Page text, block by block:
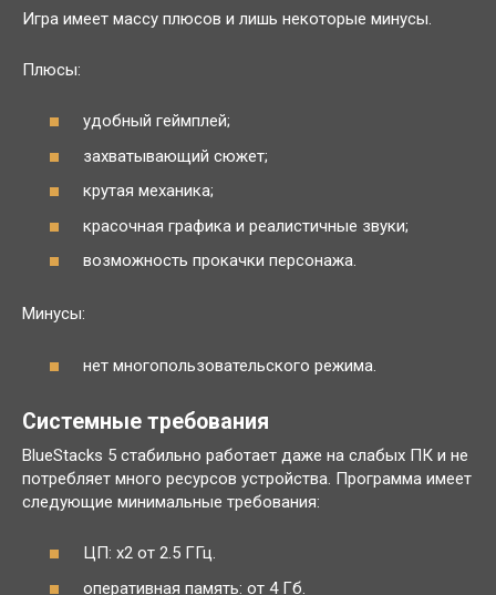
Игра имеет массу плюсов и лишь некоторые минусы.
Плюсы:
удобный геймплей;
захватывающий сюжет;
крутая механика;
красочная графика и реалистичные звуки;
возможность прокачки персонажа.
Минусы:
нет многопользовательского режима.
Системные требования
BlueStacks 5 стабильно работает даже на слабых ПК и не
потребляет много ресурсов устройства. Программа имеет
следующие минимальные требования:
ЦП: x2 от 2.5 ГГц.
оперативная память: от 4 Гб.